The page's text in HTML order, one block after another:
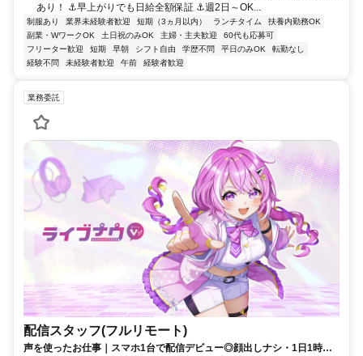
あり！ ⚓早上がりでも日給全額保証 ⚓週2日～OK...
制服あり 業界未経験者歓迎 短期（3ヵ月以内） ランチタイム
扶養内勤務OK
副業・WワークOK
土日祝のみOK 主婦・主夫歓迎
60代も応募可
フリーター歓迎
短期 早朝 シフト自由 学歴不問 平日のみOK
転勤なし
経験不問
未経験者歓迎 午前 経験者歓迎
業務委託
配信スタッフ(フルリモート)
声を使ったお仕事｜スマホ1台で配信デビュー◎顔出しナシ・1日1時間